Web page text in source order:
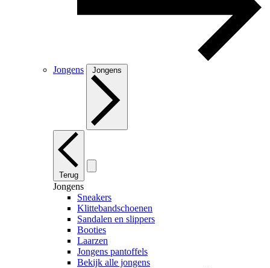
Jongens Jongens
Terug
Jongens
Sneakers
Klittebandschoenen
Sandalen en slippers
Booties
Laarzen
Jongens pantoffels
Bekijk alle jongens